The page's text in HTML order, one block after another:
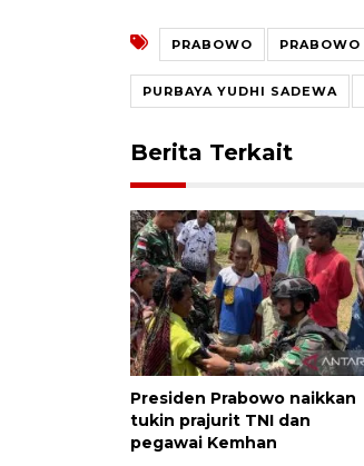
PRABOWO PRABOWO
PURBAYA YUDHI SADEWA
Berita Terkait
Presiden Prabowo naikkan
tukin prajurit TNI dan
pegawai Kemhan